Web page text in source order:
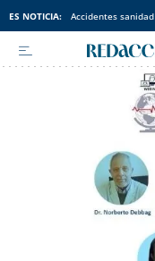
ES NOTICIA: Accidentes sanidad